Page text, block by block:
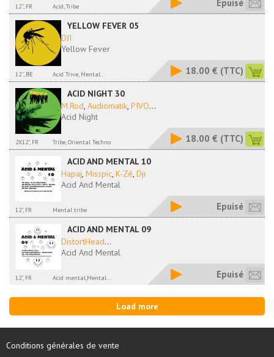
12'', FR Acid, Tribe Epuisé
YELLOW FEVER 05
DJI
Yellow Fever
12'', BE Acid Trive, Mental... 18.00 € (TTC)
ACID NIGHT 30
M.Rod, Audiomatik, PIVO...
Acid Night
2X12", FR Tribe, Oriental Techno 18.00 € (TTC)
ACID AND MENTAL 10
Hapaj, Misspic, K-Zé, Dji
Acid And Mental
12", FR Mental tribe Epuisé
ACID AND MENTAL 09
DistortHead...
Acid And Mental
12", FR Acid mental,Mental... Epuisé
Load more
Conditions générales de vente